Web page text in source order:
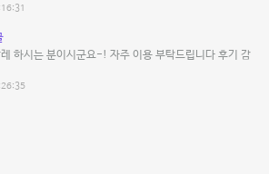
하시는 분이시군요-! 자주 이용 부탁드립니다 후기 감